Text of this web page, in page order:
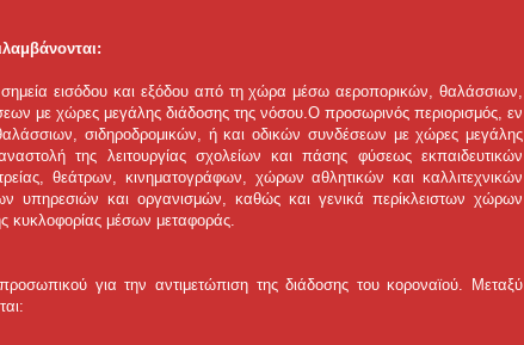
εισόδου και εξόδου από τη χώρα μέσω αεροπορικών, θαλάσσιων,
με χώρες μεγάλης διάδοσης της νόσου.Ο προσωρινός περιορισμός, εν
σιδηροδρομικών, ή και οδικών συνδέσεων με χώρες μεγάλης
της λειτουργίας σχολείων και πάσης φύσεως εκπαιδευτικών
θεάτρων, κινηματογράφων, χώρων αθλητικών και καλλιτεχνικών
υπηρεσιών και οργανισμών, καθώς και γενικά περίκλειστων χώρων
κυκλοφορίας μέσων μεταφοράς.
για την αντιμετώπιση της διάδοσης του κοροναϊού. Μεταξύ